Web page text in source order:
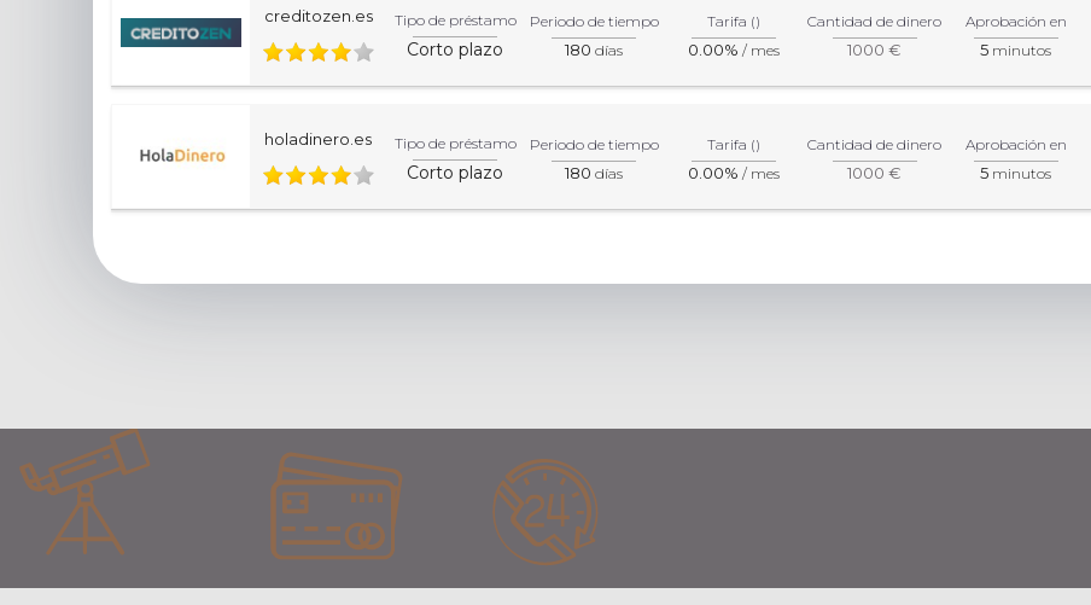
creditozen.es Tipo de préstamo
Corto plazo
Periodo de tiempo
180 días
Tarifa ()
0.00% / mes
Cantidad de dinero
1000 €
Aprobación en
5 minutos
holadinero.es Tipo de préstamo
Corto plazo
Periodo de tiempo
180 días
Tarifa ()
0.00% / mes
Cantidad de dinero
1000 €
Aprobación en
5 minutos